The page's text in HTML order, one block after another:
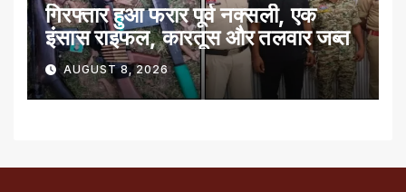
गिरफ्तार हुआ फरार पूर्व नक्सली, एक
इंसास राइफल, कारतूस और तलवार जब्त
AUGUST 8, 2026